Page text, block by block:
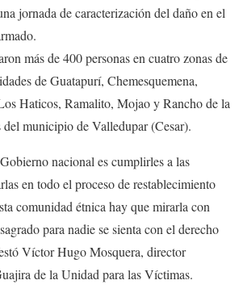
jornada de caracterización del daño en el
más de 400 personas en cuatro zonas de
de Guatapurí, Chemesquemena,
Haticos, Ramalito, Mojao y Rancho de la
municipio de Valledupar (Cesar).
nacional es cumplirles a las
en todo el proceso de restablecimiento
comunidad étnica hay que mirarla con
para nadie se sienta con el derecho
Víctor Hugo Mosquera, director
de la Unidad para las Víctimas.